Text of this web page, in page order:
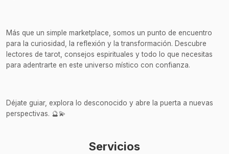
Más que un simple marketplace, somos un punto de encuentro
para la curiosidad, la reflexión y la transformación. Descubre
lectores de tarot, consejos espirituales y todo lo que necesitas
para adentrarte en este universo místico con confianza.
Déjate guiar, explora lo desconocido y abre la puerta a nuevas
perspectivas. 🔮💫
Servicios